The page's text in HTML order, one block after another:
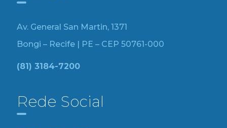
Av. General San Martin, 1371
Bongi – Recife | PE – CEP 50761-000
(81) 3184-7200
Rede Social